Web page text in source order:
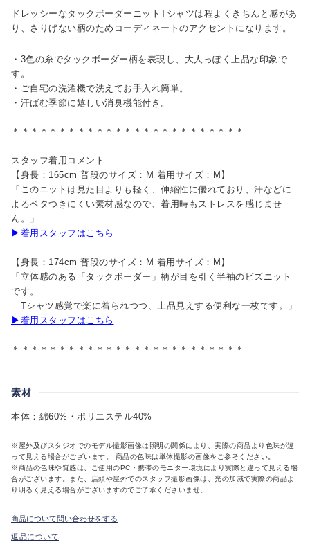
ドレッシーなタックボーダーニットTシャツは程よくきちんと感があ
り、さりげない柄のためコーディネートのアクセントになります。
・3色の糸でタックボーダー柄を表現し、大人っぽく上品な印象で
す。
・ご自宅の洗濯機で洗えてお手入れ簡単。
・汗ばむ季節に嬉しい消臭機能付き。
＊＊＊＊＊＊＊＊＊＊＊＊＊＊＊＊＊＊＊＊＊＊＊＊＊
スタッフ着用コメント
【身長：165cm 普段のサイズ：M 着用サイズ：M】
「このニットは見た目よりも軽く、伸縮性に優れており、汗などに
よるベタつきにくい素材感なので、着用時もストレスを感じませ
ん。」
▶着用スタッフはこちら
【身長：174cm 普段のサイズ：M 着用サイズ：M】
「立体感のある「タックボーダー」柄が目を引く半袖のビズニット
です。
Tシャツ感覚で楽に着られつつ、上品見えする便利な一枚です。」
▶着用スタッフはこちら
＊＊＊＊＊＊＊＊＊＊＊＊＊＊＊＊＊＊＊＊＊＊＊＊＊
素材
本体：綿60%・ポリエステル40%
※屋外及びスタジオでのモデル撮影画像は照明の関係により、実際の商品より色味が違
って見える場合がございます。 商品の色味は単体撮影の画像をご参考ください。
※商品の色味や質感は、ご使用のPC・携帯のモニター環境により実際と違って見える場
合がございます。また、店頭や屋外でのスタッフ撮影画像は、光の加減で実際の商品よ
り明るく見える場合がございますのでご了承くださいませ。
商品について問い合わせをする
返品について